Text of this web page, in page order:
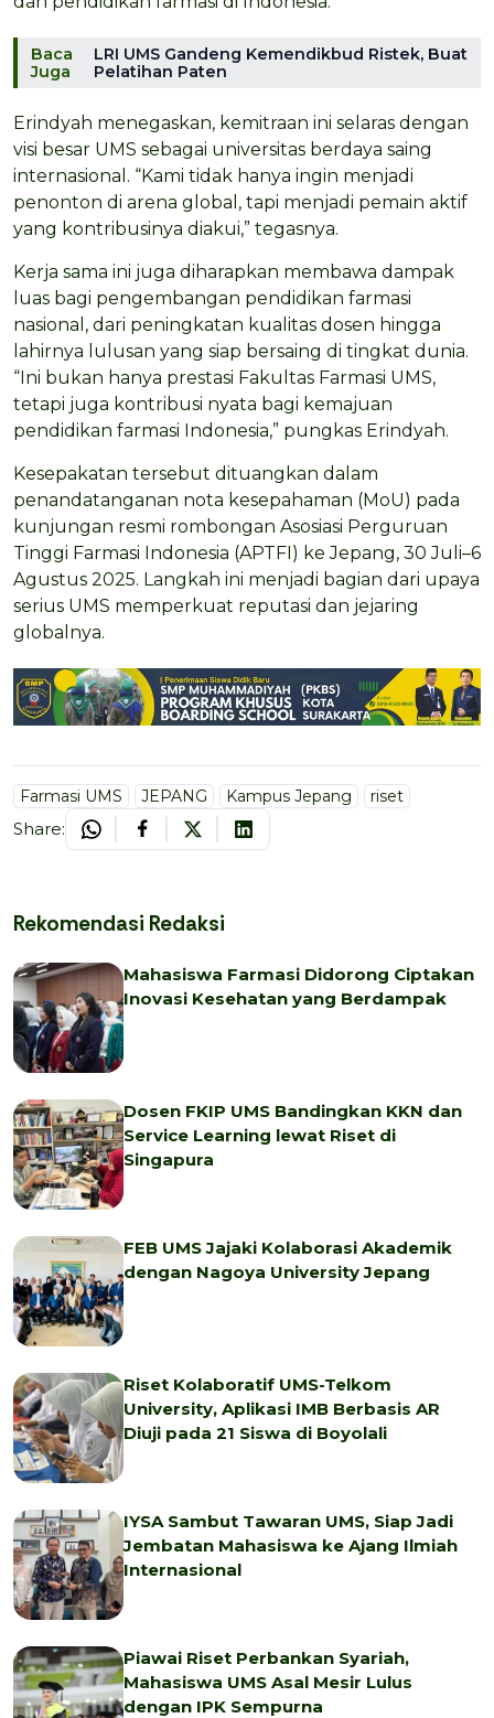
Baca
Juga
LRI UMS Gandeng Kemendikbud Ristek, Buat
Pelatihan Paten
Erindyah menegaskan, kemitraan ini selaras dengan
visi besar UMS sebagai universitas berdaya saing
internasional. “Kami tidak hanya ingin menjadi
penonton di arena global, tapi menjadi pemain aktif
yang kontribusinya diakui,” tegasnya.
Kerja sama ini juga diharapkan membawa dampak
luas bagi pengembangan pendidikan farmasi
nasional, dari peningkatan kualitas dosen hingga
lahirnya lulusan yang siap bersaing di tingkat dunia.
“Ini bukan hanya prestasi Fakultas Farmasi UMS,
tetapi juga kontribusi nyata bagi kemajuan
pendidikan farmasi Indonesia,” pungkas Erindyah.
Kesepakatan tersebut dituangkan dalam
penandatanganan nota kesepahaman (MoU) pada
kunjungan resmi rombongan Asosiasi Perguruan
Tinggi Farmasi Indonesia (APTFI) ke Jepang, 30 Juli–6
Agustus 2025. Langkah ini menjadi bagian dari upaya
serius UMS memperkuat reputasi dan jejaring
globalnya.
Farmasi UMS JEPANG Kampus Jepang riset
Share:
Rekomendasi Redaksi
Mahasiswa Farmasi Didorong Ciptakan
Inovasi Kesehatan yang Berdampak
Dosen FKIP UMS Bandingkan KKN dan
Service Learning lewat Riset di
Singapura
FEB UMS Jajaki Kolaborasi Akademik
dengan Nagoya University Jepang
Riset Kolaboratif UMS-Telkom
University, Aplikasi IMB Berbasis AR
Diuji pada 21 Siswa di Boyolali
IYSA Sambut Tawaran UMS, Siap Jadi
Jembatan Mahasiswa ke Ajang Ilmiah
Internasional
Piawai Riset Perbankan Syariah,
Mahasiswa UMS Asal Mesir Lulus
dengan IPK Sempurna